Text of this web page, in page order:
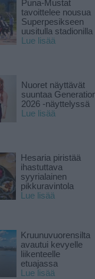
Puna-Mustat
tavoittelee nousua
Superpesikseen
uusitulla stadionilla
Lue lisää
Nuoret näyttävät
suuntaa
2026 -näyttelyssä
Lue lisää
Hesaria piristää
ihastuttava
syyrialainen
pikkuravintola
Lue lisää
Kruunuvuorensilta
avautui kevyelle
liikenteelle
etuajassa
Lue lisää